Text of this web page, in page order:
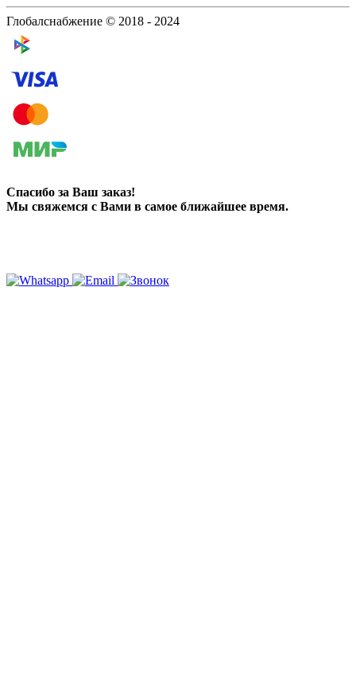
Глобалснабжение © 2018 - 2024
Спасибо за Ваш заказ!
Мы свяжемся с Вами в самое ближайшее время.